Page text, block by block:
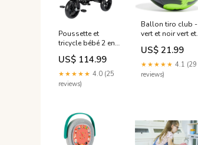
Poussette et
tricycle bébé 2 en
1 windy gris teinté
Transparent
US$ 114.99
★★★★★ 4.0 (25
reviews)
Ballon tiro club -
vert et noir vert et
noir Jollein
US$ 21.99
★★★★★ 4.1 (29
reviews)